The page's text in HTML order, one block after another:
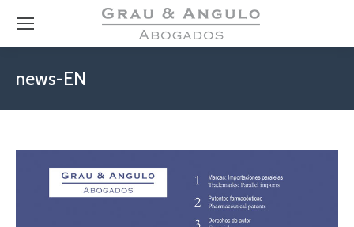
news-EN